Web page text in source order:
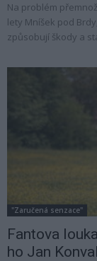
Na problém
lety Mníšek pod
způsobují škody a
"Zaručená senzace"
Fantova
ho Jan